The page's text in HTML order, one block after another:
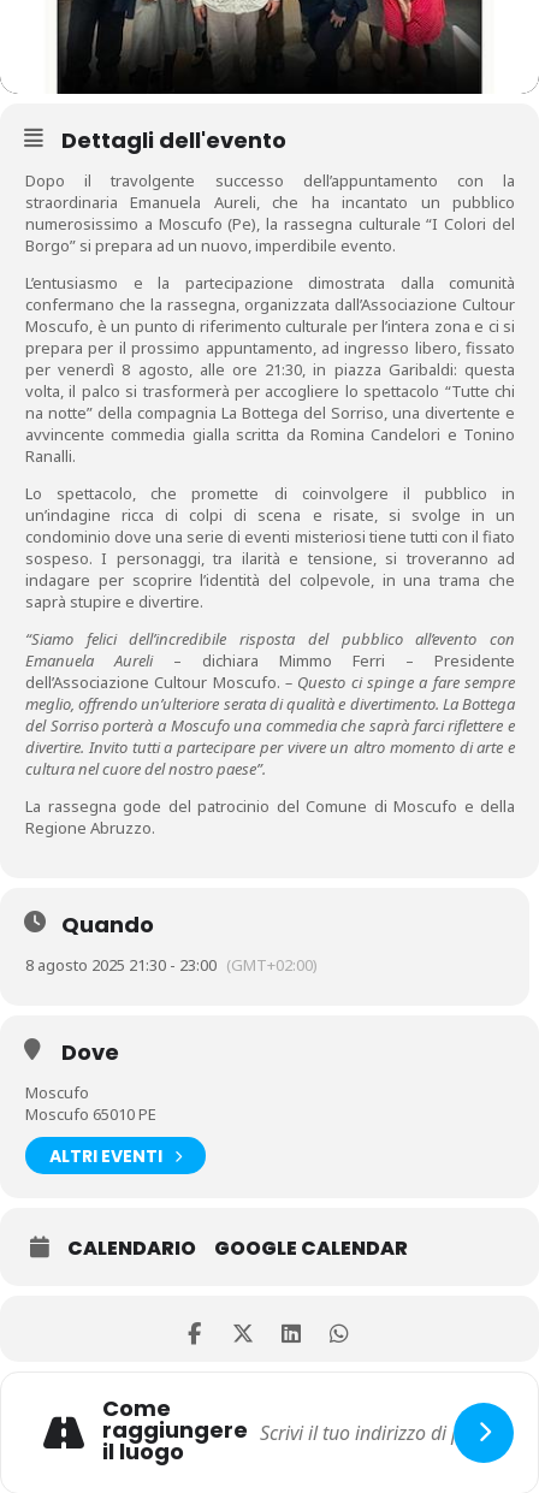
Dettagli dell'evento
Dopo il travolgente successo dell’appuntamento con la
straordinaria Emanuela Aureli, che ha incantato un pubblico
numerosissimo a Moscufo (Pe), la rassegna culturale “I Colori del
Borgo” si prepara ad un nuovo, imperdibile evento.
L’entusiasmo e la partecipazione dimostrata dalla comunità
confermano che la rassegna, organizzata dall’Associazione Cultour
Moscufo, è un punto di riferimento culturale per l’intera zona e ci si
prepara per il prossimo appuntamento, ad ingresso libero, fissato
per venerdì 8 agosto, alle ore 21:30, in piazza Garibaldi: questa
volta, il palco si trasformerà per accogliere lo spettacolo “Tutte chi
na notte” della compagnia La Bottega del Sorriso, una divertente e
avvincente commedia gialla scritta da Romina Candelori e Tonino
Ranalli.
Lo spettacolo, che promette di coinvolgere il pubblico in
un’indagine ricca di colpi di scena e risate, si svolge in un
condominio dove una serie di eventi misteriosi tiene tutti con il fiato
sospeso. I personaggi, tra ilarità e tensione, si troveranno ad
indagare per scoprire l’identità del colpevole, in una trama che
saprà stupire e divertire.
“Siamo felici dell’incredibile risposta del pubblico all’evento con
Emanuela Aureli– dichiara Mimmo Ferri – Presidente
dell’Associazione Cultour Moscufo. – Questo ci spinge a fare sempre
meglio, offrendo un’ulteriore serata di qualità e divertimento. La Bottega
del Sorriso porterà a Moscufo una commedia che saprà farci riflettere e
divertire. Invito tutti a partecipare per vivere un altro momento di arte e
cultura nel cuore del nostro paese”.
La rassegna gode del patrocinio del Comune di Moscufo e della
Regione Abruzzo.
Quando
8 agosto 2025 21:30 - 23:00 (GMT+02:00)
Dove
Moscufo
Moscufo 65010 PE
ALTRI EVENTI
CALENDARIO GOOGLE CALENDAR
Come
raggiungere
il luogo